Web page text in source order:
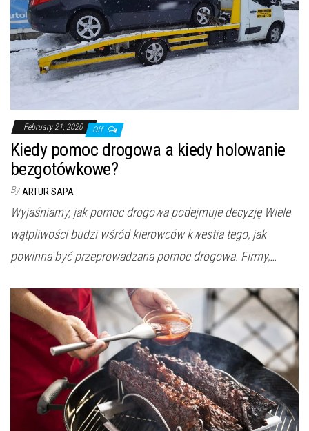
February 21, 2020 Off
Kiedy pomoc drogowa a kiedy holowanie
bezgotówkowe?
By ARTUR SAPA
Wyjaśniamy, jak pomoc drogowa podejmuje decyzję Wiele
wątpliwości budzi wśród kierowców kwestia tego, jak
powinna być przeprowadzana pomoc drogowa. Firmy,…